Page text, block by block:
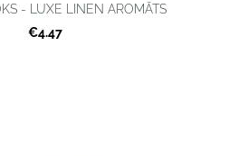
- LUXE LINEN AROMĀTS
€4.47